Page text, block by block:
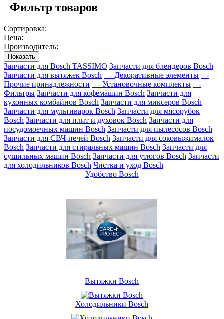
Фильтр товаров
Сортировка:
Цена:
Производитель:
Показать
Запчасти для Bosch TASSIMO Запчасти для блендеров Bosch
Запчасти для вытяжек Bosch
- Декоративные элементы
-
Прочие принадлежности
- Установочные комплекты
-
Фильтры Запчасти для кофемашин Bosch Запчасти для
кухонных комбайнов Bosch Запчасти для миксеров Bosch
Запчасти для мультиварок Bosch Запчасти для мясорубок
Bosch Запчасти для плит и духовок Bosch Запчасти для
посудомоечных машин Bosch Запчасти для пылесосов Bosch
Запчасти для СВЧ-печей Bosch Запчасти для соковыжималок
Bosch Запчасти для стиральных машин Bosch Запчасти для
сушильных машин Bosch Запчасти для утюгов Bosch Запчасти
для холодильников Bosch Чистка и уход Bosch
Удобство Bosch
Вытяжки Bosch
Холодильники Bosch